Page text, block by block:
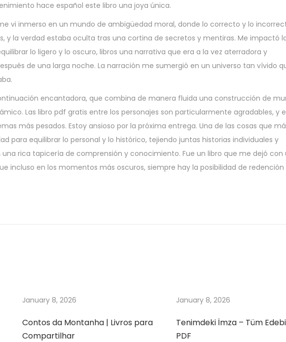
hace español este libro una joya única.
vi inmerso en un mundo de ambigüedad moral, donde lo correcto y lo
y la verdad estaba oculta tras una cortina de secretos y mentiras. Me impactó
lo ligero y lo oscuro, libros una narrativa que era a la vez aterradora y
de una larga noche. La narración me sumergió en un universo tan vívido
encantadora, que combina de manera fluida una construcción de
Las libro pdf gratis entre los personajes son particularmente agradables, y
más pesados. Estoy ansioso por la próxima entrega. Una de las cosas que
para equilibrar lo personal y lo histórico, tejiendo juntas historias individuales y
rica tapicería de comprensión y conocimiento. Fue un libro que me dejó con
incluso en los momentos más oscuros, siempre hay la posibilidad de redención
January 8, 2026
Contos da Montanha | Livros para
Compartilhar
January 8, 2026
Tenimdeki İmza – Tüm
PDF